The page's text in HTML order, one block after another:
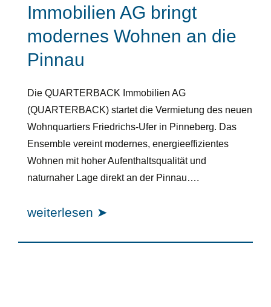
Immobilien AG bringt
modernes Wohnen an die
Pinnau
Die QUARTERBACK Immobilien AG
(QUARTERBACK) startet die Vermietung des neuen
Wohnquartiers Friedrichs-Ufer in Pinneberg. Das
Ensemble vereint modernes, energieeffizientes
Wohnen mit hoher Aufenthaltsqualität und
naturnaher Lage direkt an der Pinnau….
weiterlesen ➤